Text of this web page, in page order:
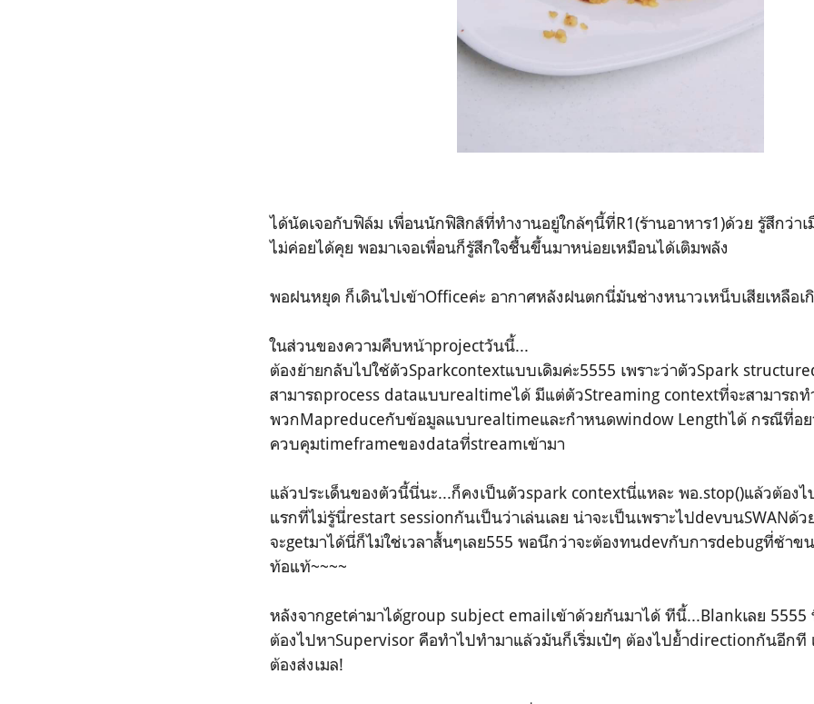
ได้นัดเจอกับฟิล์ม เพื่อนนักฟิสิกส์ที่ทำงานอยู่ใกล้ๆนี้ที่R1(ร้านอาหาร1)ด้วย รู้สึกว่าเ
ไม่ค่อยได้คุย พอมาเจอเพื่อนก็รู้สึกใจชื้นขึ้นมาหน่อยเหมือนได้เติมพลัง
พอฝนหยุด ก็เดินไปเข้าOfficeค่ะ อากาศหลังฝนตกนี่มันช่างหนาวเหน็บเสียเหลือเ
ในส่วนของความคืบหน้าprojectวันนี้...
ต้องย้ายกลับไปใช้ตัวSparkcontextแบบเดิมค่ะ5555 เพราะว่าตัวSpark
สามารถprocess dataแบบrealtimeได้ มีแต่ตัวStreaming contextที่จะสามารถท
พวกMapreduceกับข้อมูลแบบrealtimeและกำหนดwindow Lengthได้ กรณีที่อย
ควบคุมtimeframeของdataที่streamเข้ามา
แล้วประเด็นของตัวนี้นี่นะ...ก็คงเป็นตัวspark contextนี่แหละ พอ.stop()แล้วต้องไ
แรกที่ไม่รู้นี่restart sessionกันเป็นว่าเล่นเลย น่าจะเป็นเพราะไปdevบนSWANด้ว
จะgetมาได้นี่ก็ไม่ใช่เวลาสั้นๆเลย555 พอนึกว่าจะต้องทนdevกับการdebugที่ช้าข
ท้อแท้~~~~
หลังจากgetค่ามาได้group subject emailเข้าด้วยกันมาได้ ทีนี้...Blankเลย 5555
ต้องไปหาSupervisor คือทำไปทำมาแล้วมันก็เริ่มเป๋ๆ ต้องไปย้ำdirectionกันอีกที
ต้องส่งเมล!